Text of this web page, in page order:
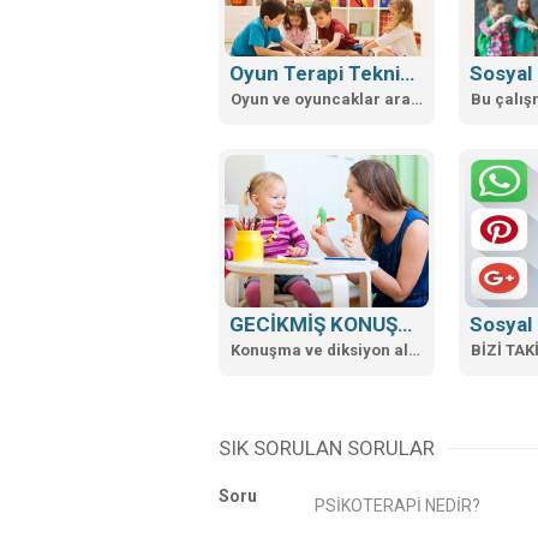
6 Aralık 2023
https://doi.org/
RENKLERİN ZEKA
29 Ağustos 2022
Attentioner –
16 Mart 2022
2 Şubat 2022
Oyun Terapi Teknikleri Atölyesi Başlıyor
Oyun ve oyuncaklar aracılığı ile çocukların kendilerini ve ihtiyaçlarını ifade etmeleri...
GECİKMİŞ KONUŞMA
Konuşma ve diksiyon alanındaki çalışmalar
Sosyal
BİZİ
SIK SORULAN SORULAR
Soru PSİKOTERAPİ NEDİR?